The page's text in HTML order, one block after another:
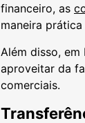
financeiro, as
maneira
Além disso,
aproveitar da
comerciais.